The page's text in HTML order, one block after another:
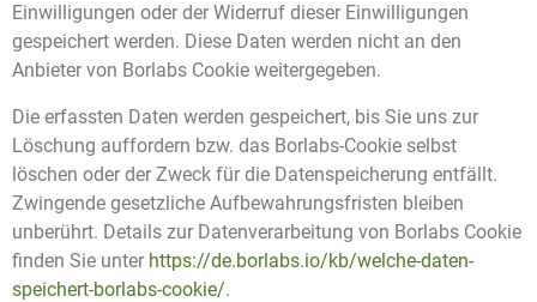
Einwilligungen oder der Widerruf dieser Einwilligungen
gespeichert werden. Diese Daten werden nicht an den
Anbieter von Borlabs Cookie weitergegeben.
Die erfassten Daten werden gespeichert, bis Sie uns zur
Löschung auffordern bzw. das Borlabs-Cookie selbst
löschen oder der Zweck für die Datenspeicherung entfällt.
Zwingende gesetzliche Aufbewahrungsfristen bleiben
unberührt. Details zur Datenverarbeitung von Borlabs Cookie
finden Sie unter https://de.borlabs.io/kb/welche-daten-
speichert-borlabs-cookie/.